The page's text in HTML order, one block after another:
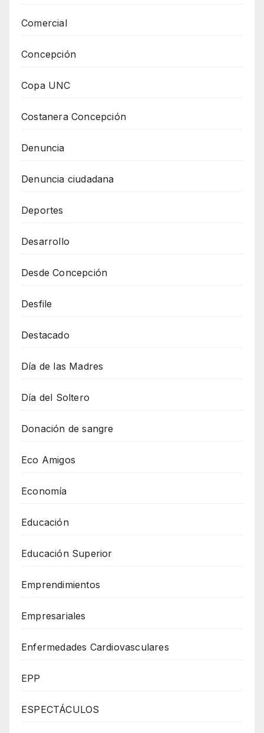
Comercial
Concepción
Copa UNC
Costanera Concepción
Denuncia
Denuncia ciudadana
Deportes
Desarrollo
Desde Concepción
Desfile
Destacado
Día de las Madres
Día del Soltero
Donación de sangre
Eco Amigos
Economía
Educación
Educación Superior
Emprendimientos
Empresariales
Enfermedades Cardiovasculares
EPP
ESPECTÁCULOS